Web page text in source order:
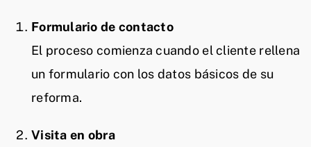
Formulario de contacto
El proceso comienza cuando el cliente rellena
un formulario con los datos básicos de su
reforma.
Visita en obra